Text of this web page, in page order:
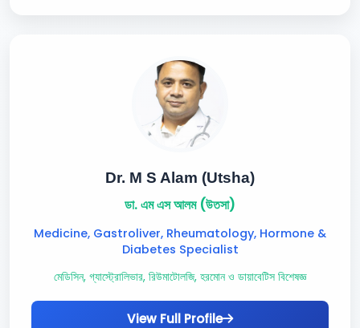
Dr. M S Alam (Utsha)
ডা. এম এস আলম (উতসা)
Medicine, Gastroliver, Rheumatology, Hormone &
Diabetes Specialist
মেডিসিন, গ্যাস্ট্রোলিভার, রিউমাটোলজি, হরমোন ও ডায়াবেটিস বিশেষজ্ঞ
View Full Profile